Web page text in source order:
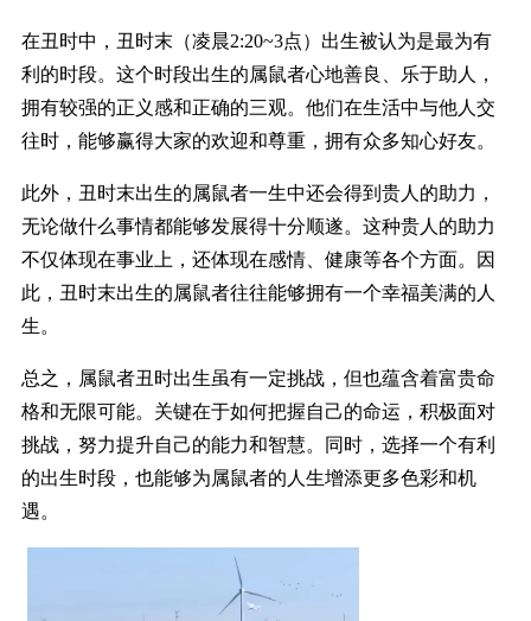
在丑时中，丑时末（凌晨2:20~3点）出生被认为是最为有
利的时段。这个时段出生的属鼠者心地善良、乐于助人，
拥有较强的正义感和正确的三观。他们在生活中与他人交
往时，能够赢得大家的欢迎和尊重，拥有众多知心好友。
此外，丑时末出生的属鼠者一生中还会得到贵人的助力，
无论做什么事情都能够发展得十分顺遂。这种贵人的助力
不仅体现在事业上，还体现在感情、健康等各个方面。因
此，丑时末出生的属鼠者往往能够拥有一个幸福美满的人
生。
总之，属鼠者丑时出生虽有一定挑战，但也蕴含着富贵命
格和无限可能。关键在于如何把握自己的命运，积极面对
挑战，努力提升自己的能力和智慧。同时，选择一个有利
的出生时段，也能够为属鼠者的人生增添更多色彩和机
遇。